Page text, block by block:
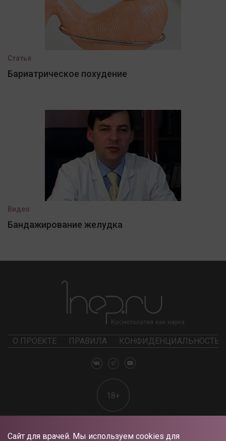
Сайт для врачей. Мы используем cookies для
Статья
Бариатрическое похудение
Видео
Бандажирование желудка
О ПРОЕКТЕ ПРАВИЛА КОНФИДЕНЦИАЛЬНОСТЬ
18+